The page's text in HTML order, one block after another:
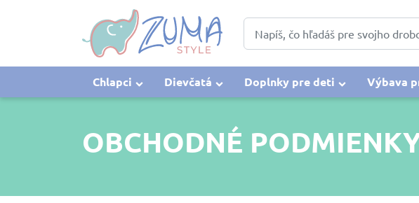
Chlapci Dievčatá Doplnky pre deti Výbava
OBCHODNÉ